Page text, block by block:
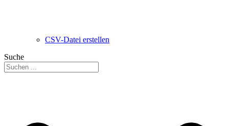
CSV-Datei erstellen
Suche